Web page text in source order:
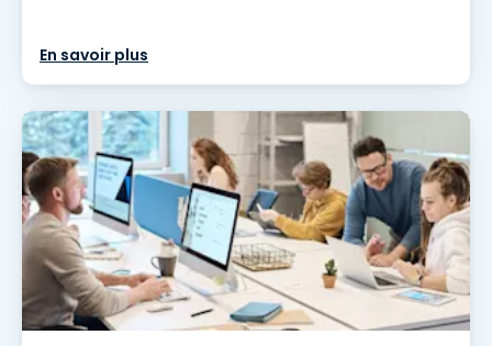
En savoir plus